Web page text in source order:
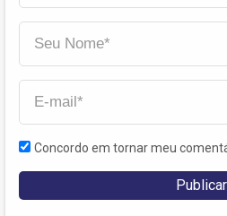
Concordo em tornar meu